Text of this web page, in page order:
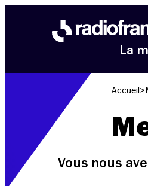
La
Accueil >
Vous nous